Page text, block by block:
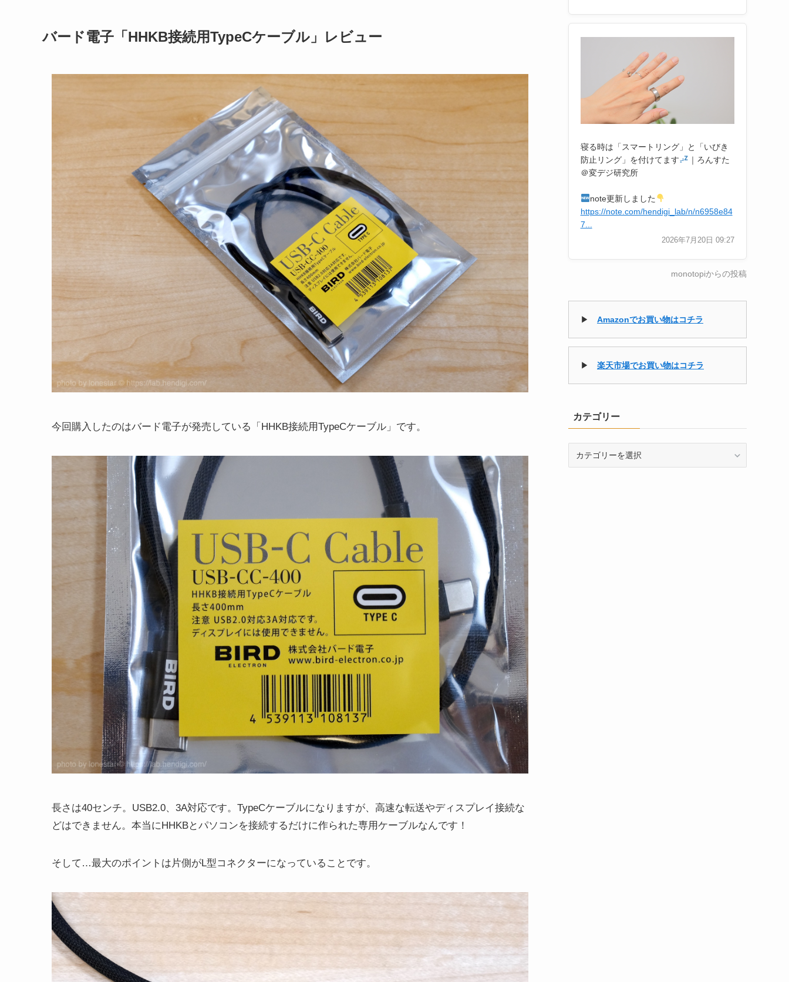
バード電子「HHKB接続用TypeCケーブル」レビュー
今回購入したのはバード電子が発売している「HHKB接続用TypeCケーブル」です。
長さは40センチ。USB2.0、3A対応です。TypeCケーブルになりますが、高速な転送やディスプレイ接続な
どはできません。本当にHHKBとパソコンを接続するだけに作られた専用ケーブルなんです！
そして…最大のポイントは片側がL型コネクターになっていることです。
寝る時は「スマートリング」と「いびき
防止リング」を付けてます
｜ろんすた
＠変デジ研究所
note更新しました
https://note.com/hendigi_lab/n/n6958e84
7...
2026年7月20日 09:27
monotopiからの投稿
▶ Amazonでお買い物はコチラ
▶ 楽天市場でお買い物はコチラ
カテゴリー